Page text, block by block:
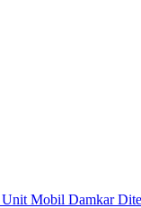
Mobil Damkar